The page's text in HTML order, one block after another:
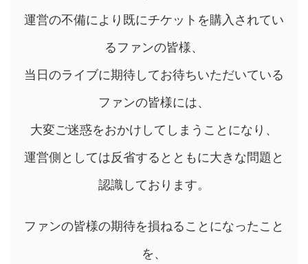
運営の不備により既にチケットを購入されてい
るファンの皆様、
当日のライブに期待してお待ちいただいている
ファンの皆様には、
大変ご迷惑をおかけしてしまうことになり、
運営側としては反省するとともに大きな問題と
認識しております。
ファンの皆様の期待を損ねることになったこと
を、